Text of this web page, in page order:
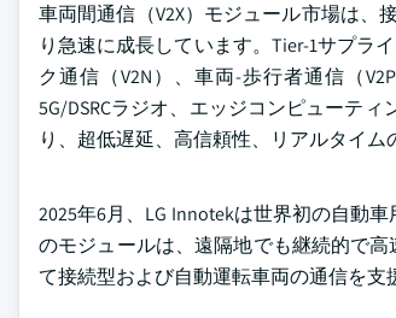
車両間通信（V2X）モジュール市場は、
り急速に成長しています。Tier-1サプラ
ク通信（V2N）、車両-歩行者通信（
5G/DSRCラジオ、エッジコンピューテ
り、超低遅延、高信頼性、リアルタイム
2025年6月、LG Innotekは世界初の自動
のモジュールは、遠隔地でも継続的で
て接続型および自動運転車両の通信を支